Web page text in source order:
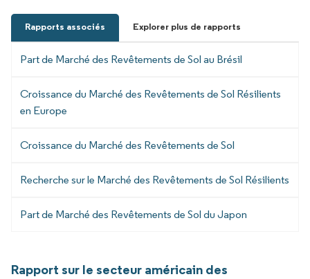
Rapports associés Explorer plus de rapports
Part de Marché des Revêtements de Sol au Brésil
Croissance du Marché des Revêtements de Sol Résilients
en Europe
Croissance du Marché des Revêtements de Sol
Recherche sur le Marché des Revêtements de Sol Résilients
Part de Marché des Revêtements de Sol du Japon
Rapport sur le secteur américain des